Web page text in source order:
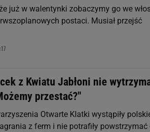
już w walentynki zobaczymy go we
postaci. Musiał przejść
z Kwiatu Jabłoni nie
przestać?"
Otwarte Klatki wystąpiły
z ferm i nie potrafiły powstrzymać